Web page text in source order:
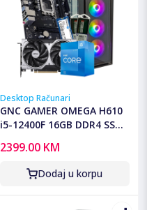
Desktop Računari
GNC GAMER OMEGA H610
i5-12400F 16GB DDR4 SSD
GAMING KUCISTE NO-OS
2399.00 KM
Dodaj u korpu